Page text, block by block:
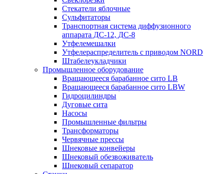
Стекатели яблочные
Сульфитаторы
Транспортная система диффузионного
аппарата ДС-12, ДС-8
Утфелемешалки
Утфелераспределитель с приводом NORD
Штабелеукладчики
Промышленное оборудование
Вращающееся барабанное сито LB
Вращающееся барабанное сито LBW
Гидроцилиндры
Дуговые сита
Насосы
Промышленные фильтры
Трансформаторы
Червячные прессы
Шнековые конвейеры
Шнековый обезвоживатель
Шнековый сепаратор